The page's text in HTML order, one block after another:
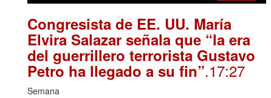
Congresista de EE. UU. María
Elvira Salazar señala que “la era
del guerrillero terrorista Gustavo
Petro ha llegado a su fin”.17:27
Semana